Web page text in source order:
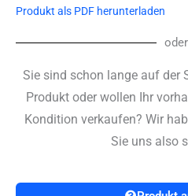
Produkt als PDF herunterladen
oder
Sie sind schon lange auf der
Produkt oder wollen Ihr
Kondition verkaufen? Wir
Sie uns also